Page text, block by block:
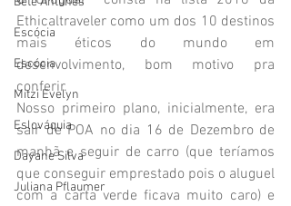
Escócia
Escócia
Mitzi Evelyn
Eslováquia
Dayane Silva
Juliana Pflaumer
Ethicaltraveler como um dos 10 destinos
mais éticos do mundo em
desenvolvimento, bom motivo pra
conferir.
Nosso primeiro plano, inicialmente, era
sair de POA no dia 16 de Dezembro de
manhã e seguir de carro (que teríamos
que conseguir emprestado pois o aluguel
com a carta verde ficava muito caro) e